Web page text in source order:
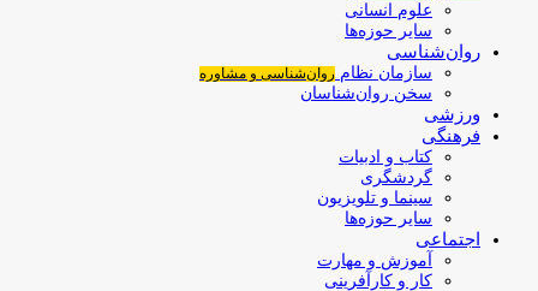
علوم انسانی
سایر حوزه‌ها
روان‌شناسی
سازمان نظام روان‌شناسی و مشاوره
سخن روان‌شناسان
ورزشی
فرهنگی
کتاب و ادبیات
گردشگری
سینما و تلویزیون
سایر حوزه‌ها
اجتماعی
آموزش و مهارت
کار و کارآفرینی